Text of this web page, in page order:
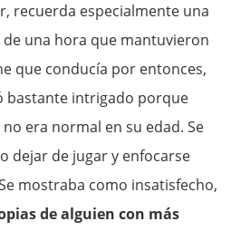
recuerda especialmente una
una hora que mantuvieron
que conducía por entonces,
bastante intrigado porque
era normal en su edad. Se
dejar de jugar y enfocarse
mostraba como insatisfecho,
de alguien con más